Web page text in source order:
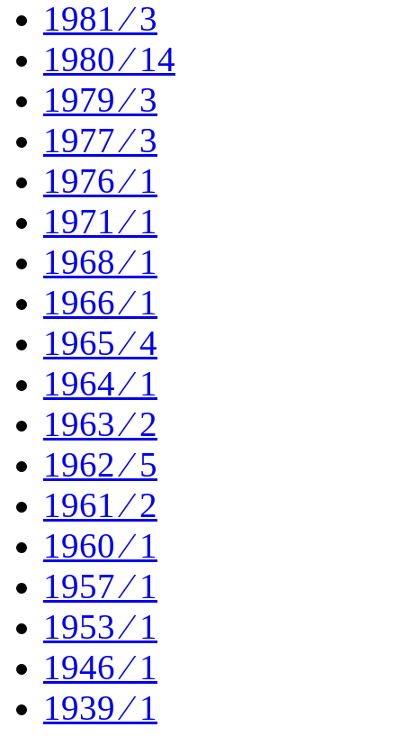
1981 ⁄ 3
1980 ⁄ 14
1979 ⁄ 3
1977 ⁄ 3
1976 ⁄ 1
1971 ⁄ 1
1968 ⁄ 1
1966 ⁄ 1
1965 ⁄ 4
1964 ⁄ 1
1963 ⁄ 2
1962 ⁄ 5
1961 ⁄ 2
1960 ⁄ 1
1957 ⁄ 1
1953 ⁄ 1
1946 ⁄ 1
1939 ⁄ 1